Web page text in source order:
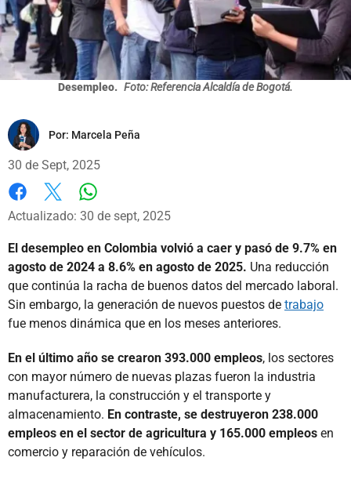
Desempleo. Foto: Referencia Alcaldía de Bogotá.
Por: Marcela Peña
30 de Sept, 2025
Facebook
X
Actualizado: 30 de sept, 2025
El desempleo en Colombia volvió a caer y pasó de 9.7% en
agosto de 2024 a 8.6% en agosto de 2025. Una reducción
que continúa la racha de buenos datos del mercado laboral.
Sin embargo, la generación de nuevos puestos de trabajo
fue menos dinámica que en los meses anteriores.
En el último año se crearon 393.000 empleos, los sectores
con mayor número de nuevas plazas fueron la industria
manufacturera, la construcción y el transporte y
almacenamiento. En contraste, se destruyeron 238.000
empleos en el sector de agricultura y 165.000 empleos en
comercio y reparación de vehículos.